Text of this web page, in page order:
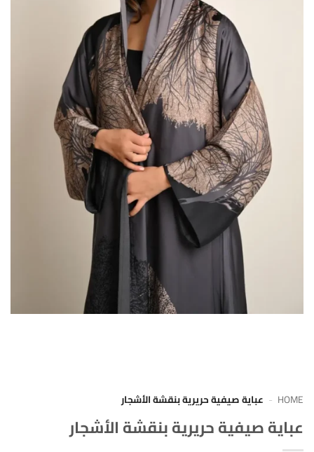
HOME
- عباية صيفية حريرية بنقشة الأشجار
عباية صيفية حريرية بنقشة الأشجار